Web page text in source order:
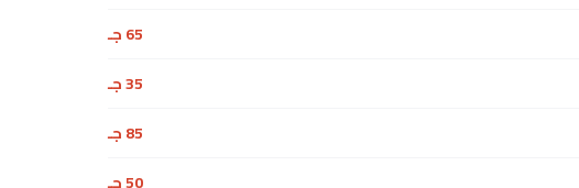
65 جـ
35 جـ
85 جـ